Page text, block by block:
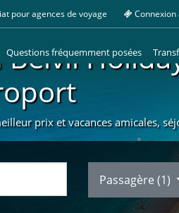
pour agences de voyage
Questions fréquemment posées
prix et vacances amicales,
Passagère (1)